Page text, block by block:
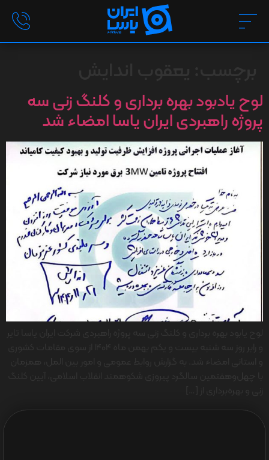
لوح یادبود بهره برداری و کلنگ زنی سه
پروژه راهبردی ایران یاسا امضاء شد